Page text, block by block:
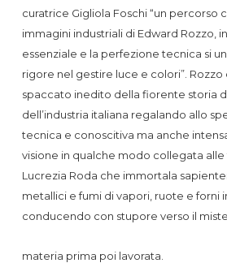
curatrice Gigliola Foschi “un percorso
immagini industriali di Edward Rozzo,
essenziale e la perfezione tecnica si
rigore nel gestire luce e colori”. Rozzo
spaccato inedito della fiorente storia
dell’industria italiana regalando allo
tecnica e conoscitiva ma anche
visione in qualche modo collegata
Lucrezia Roda che immortala
metallici e fumi di vapori, ruote e forni
conducendo con stupore verso il
materia prima poi lavorata.